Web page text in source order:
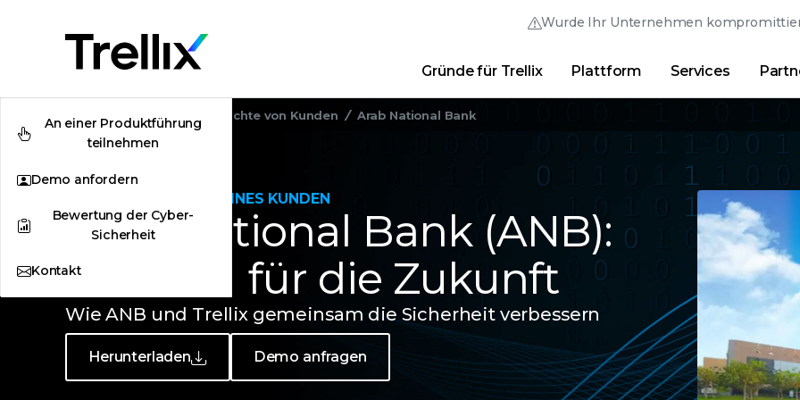
Wurde Ihr Unternehmen
Trellix-Anmeldung
Trellix Hive
Direkt-Links
Advanced Research Center
Australia (English)
Brasil (Português)
Canada (English)
Deutschland (Deutsch)
España (Español)
France (Français)
India (English)
Italia (Italiano)
日本 (日本語)
대한민국 (한국어)
Gründe für Trellix Plattform Services
An einer Produktführung
teilnehmen
Demo anfordern
Bewertung der Cyber-
Sicherheit
Kontakt
Startseite Anwenderberichte von Kunden Arab National Bank
ANWENDERBERICHT EINES KUNDEN
Arab National Bank (ANB):
Wandel für die Zukunft
Wie ANB und Trellix gemeinsam die Sicherheit verbessern
Herunterladen Demo anfragen